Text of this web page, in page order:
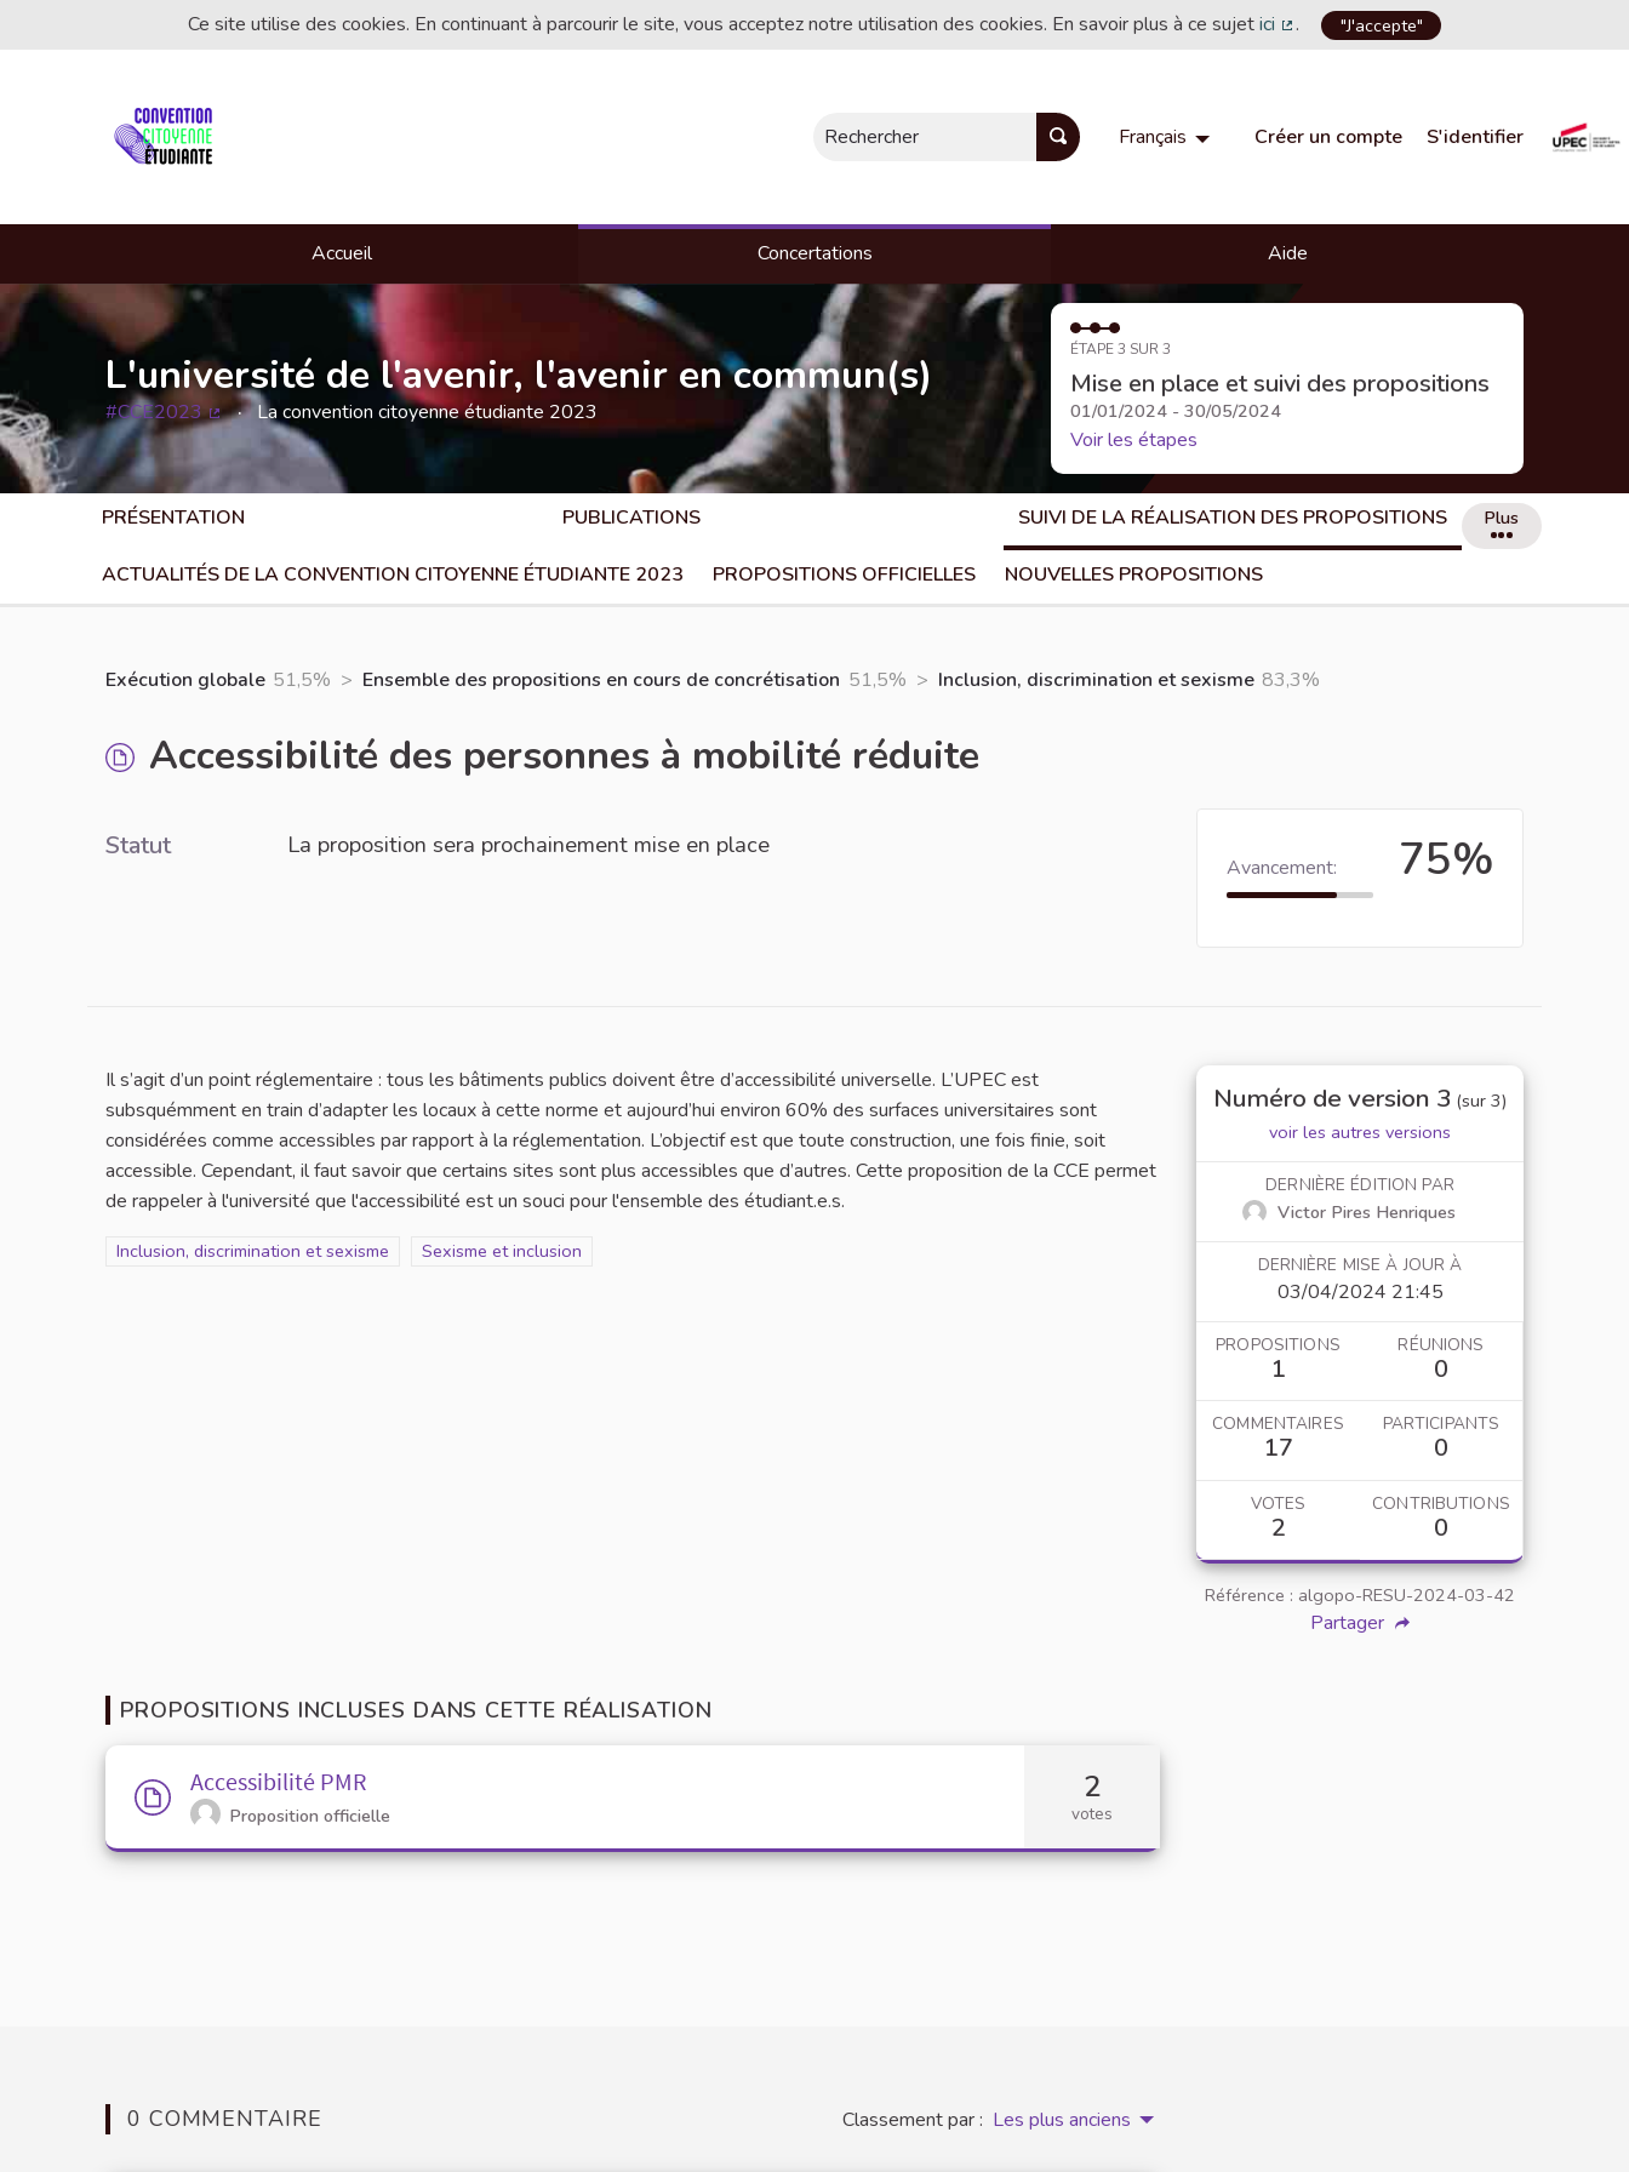
Ce site utilise des cookies. En continuant à parcourir le site, vous acceptez notre utilisation des cookies. En savoir plus à ce sujetici
(Lien externe)
. "J'accepte"
Rechercher Français Choisir la langueChoose language
Créer un compte S'identifier
Accueil Concertations Aide
L'université de l'avenir, l'avenir en commun(s)
#CCE2023
(Lien externe)
La convention citoyenne étudiante 2023
ÉTAPE 3 SUR 3
Mise en place et suivi des propositions
01/01/2024 - 30/05/2024
Voir les étapes
PRÉSENTATION PUBLICATIONS SUIVI DE LA RÉALISATION DES PROPOSITIONS
ACTUALITÉS DE LA CONVENTION CITOYENNE ÉTUDIANTE 2023 PROPOSITIONS OFFICIELLES NOUVELLES PROPOSITIONS
Exécution globale 51,5% > Ensemble des propositions en cours de concrétisation 51,5% > Inclusion, discrimination et sexisme 83,3%
Accessibilité des personnes à mobilité réduite
Avancement: 75%
Statut La proposition sera prochainement mise en place
Il s’agit d’un point réglementaire : tous les bâtiments publics doivent être d’accessibilité universelle. L’UPEC est
subsquémment en train d’adapter les locaux à cette norme et aujourd’hui environ 60% des surfaces universitaires sont
considérées comme accessibles par rapport à la réglementation. L’objectif est que toute construction, une fois finie, soit
accessible. Cependant, il faut savoir que certains sites sont plus accessibles que d’autres. Cette proposition de la CCE permet
de rappeler à l'université que l'accessibilité est un souci pour l'ensemble des étudiant.e.s.
Filtrer les résultats de la catégorie : Inclusion, discrimination et sexisme
Inclusion, discrimination et sexisme Filtrer les résultats pour le secteur : Sexisme et inclusion
Sexisme et inclusion
Numéro de version 3 (sur 3)
voir les autres versions
DERNIÈRE ÉDITION PAR
Victor Pires Henriques
DERNIÈRE MISE À JOUR À
03/04/2024 21:45
PROPOSITIONS
1
RÉUNIONS
0
COMMENTAIRES
17
PARTICIPANTS
0
VOTES
2
CONTRIBUTIONS
0
Référence : algopo-RESU-2024-03-42
Partager
PROPOSITIONS INCLUSES DANS CETTE RÉALISATION
Accessibilité PMR
Proposition officielle
2
votes
0 COMMENTAIRE Classement par : Les plus anciens